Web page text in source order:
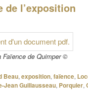
de l’exposition
Faïence de Quimper ©
Beau, exposition, faïence,
Jean Guillausseau, Porquier,